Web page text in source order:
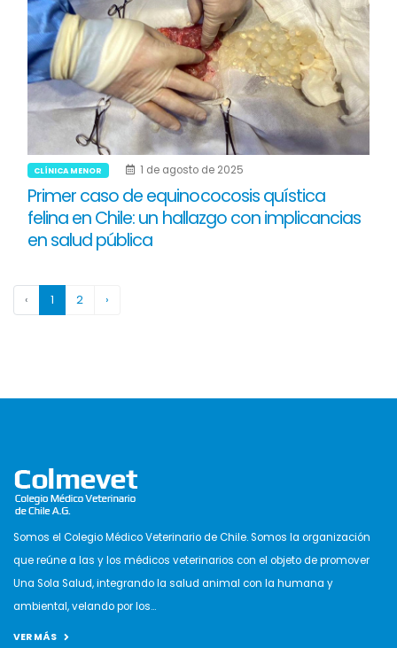
CLÍNICA MENOR 1 de agosto de 2025
Primer caso de equinococosis quística
felina en Chile: un hallazgo con implicancias
en salud pública
‹ 1 2 ›
Somos el Colegio Médico Veterinario de Chile. Somos la organización
que reúne a las y los médicos veterinarios con el objeto de promover
Una Sola Salud, integrando la salud animal con la humana y
ambiental, velando por los...
VER MÁS